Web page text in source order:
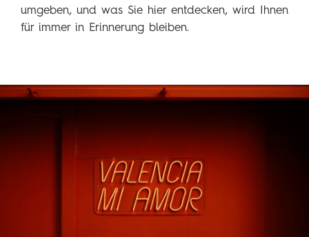
umgeben, und was Sie hier entdecken, wird Ihnen
für immer in Erinnerung bleiben.